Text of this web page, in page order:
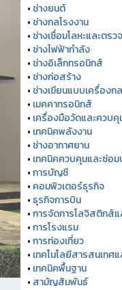
• ช่างยนต์
• ช่างกลโรงงาน
• ช่างเชื่อมโลหะและตร
• ช่างไฟฟ้ากำลัง
• ช่างอิเล็กทรอนิกส์
• ช่างก่อสร้าง
• ช่างเขียนแบบเครื่องกล
• เมคคาทรอนิกส์
• เครื่องมือวัดและควบคุ
• เทคนิคพลังงาน
• ช่างอากาศยาน
• เทคนิคควบคุมและซ่อ
•การบัญชี
• คอมพิวเตอร์ธุรกิจ
• ธุรกิจการบิน
•การจัดการโลจิสติกส์
•การโรงแรม
•การท่องเที่ยว
• เทคโนโลยีสารสนเทศ
• เทคนิคพื้นฐาน
• สามัญสัมพันธ์